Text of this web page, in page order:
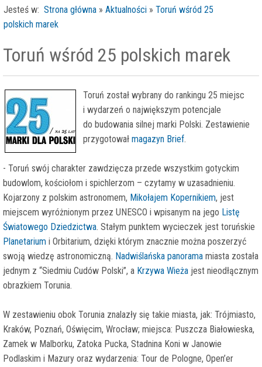
Jesteś w: Strona główna » Aktualności » Toruń wśród 25
polskich marek
Toruń wśród 25 polskich marek
Toruń został wybrany do rankingu 25 miejsc
i wydarzeń o największym potencjale
do budowania silnej marki Polski. Zestawienie
przygotował magazyn Brief.
- Toruń swój charakter zawdzięcza przede wszystkim gotyckim
budowlom, kościołom i spichlerzom – czytamy w uzasadnieniu.
Kojarzony z polskim astronomem, Mikołajem Kopernikiem, jest
miejscem wyróżnionym przez UNESCO i wpisanym na jego Listę
Światowego Dziedzictwa. Stałym punktem wycieczek jest toruńskie
Planetarium i Orbitarium, dzięki którym znacznie można poszerzyć
swoją wiedzę astronomiczną. Nadwiślańska panorama miasta została
jednym z “Siedmiu Cudów Polski”, a Krzywa Wieża jest nieodłącznym
obrazkiem Torunia.
W zestawieniu obok Torunia znalazły się takie miasta, jak: Trójmiasto,
Kraków, Poznań, Oświęcim, Wrocław; miejsca: Puszcza Białowieska,
Zamek w Malborku, Zatoka Pucka, Stadnina Koni w Janowie
Podlaskim i Mazury oraz wydarzenia: Tour de Pologne, Open’er